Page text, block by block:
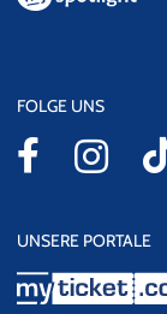
FOLGE UNS
UNSERE PORTALE